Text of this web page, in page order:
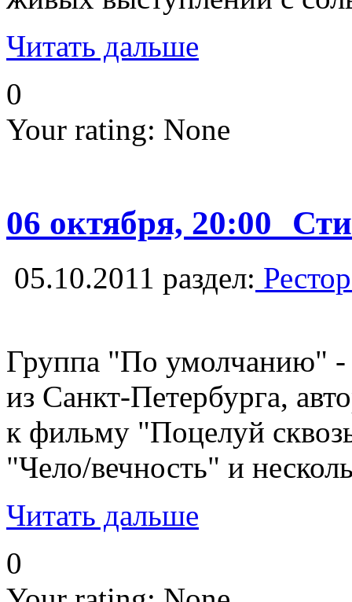
Читать дальше
0
Your rating: None
06 октября, 20:00
05.10.2011 раздел:
Группа "По умолчанию" -
из Санкт-Петербурга,
к фильму "Поцелуй
"Чело/вечность" и
Читать дальше
0